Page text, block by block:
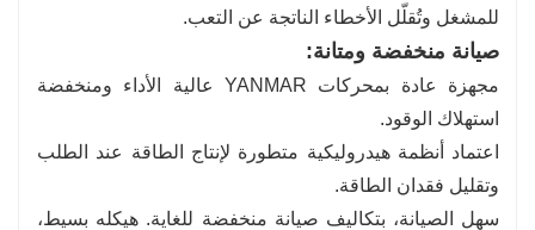
للمشغل وتُقلّل الأخطاء الناتجة عن التعب.
صيانة منخفضة ومتانة:
مجهزة عادة بمحركات YANMAR عالية الأداء ومنخفضة
استهلاك الوقود.
اعتماد أنظمة هيدروليكية متطورة لإنتاج الطاقة عند الطلب
وتقليل فقدان الطاقة.
سهل الصيانة، بتكاليف صيانة منخفضة للغاية. هيكله بسيط،